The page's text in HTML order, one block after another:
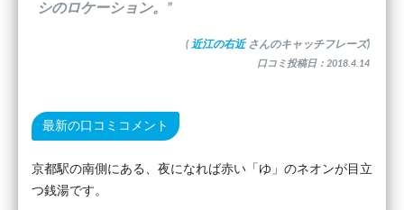
シのロケーション。”
( 近江の右近 さんのキャッチフレーズ)
口コミ投稿日：2018.4.14
最新の口コミコメント
京都駅の南側にある、夜になれば赤い「ゆ」のネオンが目立
つ銭湯です。